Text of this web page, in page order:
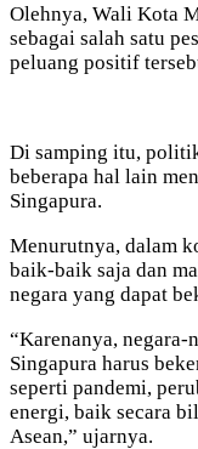
Olehnya, Wali Kota
sebagai salah satu
peluang positif
Di samping itu,
beberapa hal lain
Singapura.
Menurutnya, dalam
baik-baik saja dan
negara yang dapat
“Karenanya, negara-
Singapura harus
seperti pandemi,
energi, baik secara
Asean,” ujarnya.